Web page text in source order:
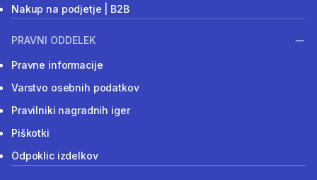
Nakup na podjetje | B2B
PRAVNI ODDELEK
Pravne informacije
Varstvo osebnih podatkov
Pravilniki nagradnih iger
Piškotki
Odpoklic izdelkov